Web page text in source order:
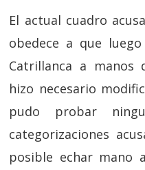
El actual cuadro
obedece a que
Catrillanca a manos
hizo necesario
pudo probar
categorizaciones
posible echar mano